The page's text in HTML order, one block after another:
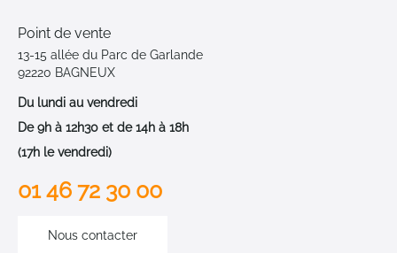
Point de vente
13-15 allée du Parc de Garlande
92220 BAGNEUX
Du lundi au vendredi
De 9h à 12h30 et de 14h à 18h
(17h le vendredi)
01 46 72 30 00
Nous contacter